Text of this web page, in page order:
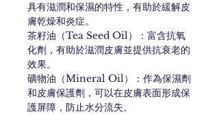
具有滋潤和保濕的特性，有助於緩解皮
膚乾燥和炎症。
茶籽油（Tea Seed Oil）：富含抗氧
化劑，有助於滋潤皮膚並提供抗衰老的
效果。
礦物油（Mineral Oil）：作為保濕劑
和皮膚保護劑，可以在皮膚表面形成保
護屏障，防止水分流失。